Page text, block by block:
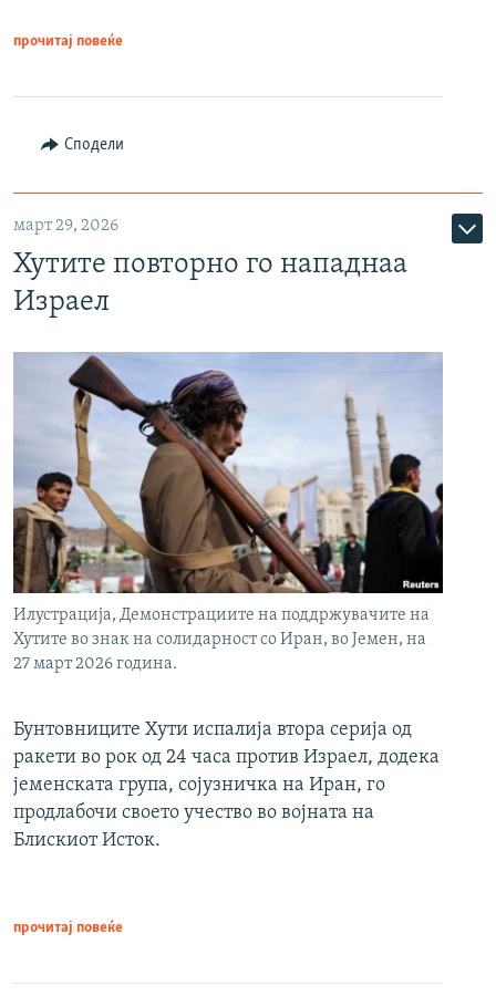
прочитај повеќе
Сподели
март 29, 2026
Хутите повторно го нападнаа
Израел
Илустрација, Демонстрациите на поддржувачите на
Хутите во знак на солидарност со Иран, во Јемен, на
27 март 2026 година.
Бунтовниците Хути испалија втора серија од
ракети во рок од 24 часа против Израел, додека
јеменската група, сојузничка на Иран, го
продлабочи своето учество во војната на
Блискиот Исток.
прочитај повеќе